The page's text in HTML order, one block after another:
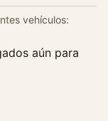
vehículos:
aún para